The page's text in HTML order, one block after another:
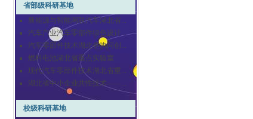
省部级科研基地
新能源与智能网联汽车湖北省...
汽车产业汽车零部件绿色设计...
汽车零部件技术湖北省协同创...
燃料电池湖北省重点实验室
现代汽车零部件技术湖北省重...
湖北省中小企业共性技术——...
校级科研基地